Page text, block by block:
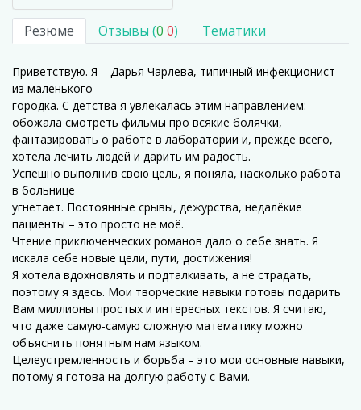
Резюме Отзывы (0 0) Тематики
Приветствую. Я – Дарья Чарлева, типичный инфекционист
из маленького
городка. С детства я увлекалась этим направлением:
обожала смотреть фильмы про всякие болячки,
фантазировать о работе в лаборатории и, прежде всего,
хотела лечить людей и дарить им радость.
Успешно выполнив свою цель, я поняла, насколько работа
в больнице
угнетает. Постоянные срывы, дежурства, недалёкие
пациенты – это просто не моё.
Чтение приключенческих романов дало о себе знать. Я
искала себе новые цели, пути, достижения!
Я хотела вдохновлять и подталкивать, а не страдать,
поэтому я здесь. Мои творческие навыки готовы подарить
Вам миллионы простых и интересных текстов. Я считаю,
что даже самую-самую сложную математику можно
объяснить понятным нам языком.
Целеустремленность и борьба – это мои основные навыки,
потому я готова на долгую работу с Вами.